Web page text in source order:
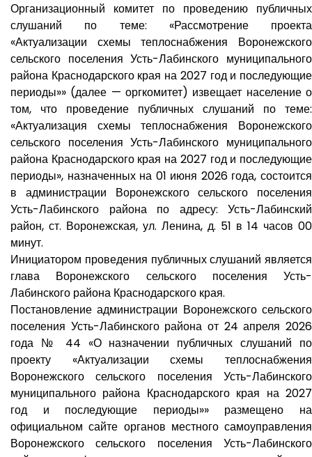
Организационный комитет по проведению публичных
слушаний по теме: «Рассмотрение проекта
«Актуализации схемы теплоснабжения Воронежского
сельского поселения Усть-Лабинского муниципального
района Краснодарского края на 2027 год и последующие
периоды»» (далее — оргкомитет) извещает население о
том, что проведение публичных слушаний по теме:
«Актуализация схемы теплоснабжения Воронежского
сельского поселения Усть-Лабинского муниципального
района Краснодарского края на 2027 год и последующие
периоды», назначенных на 01 июня 2026 года, состоится
в администрации Воронежского сельского поселения
Усть-Лабинского района по адресу: Усть-Лабинский
район, ст. Воронежская, ул. Ленина, д. 51 в 14 часов 00
минут.
Инициатором проведения публичных слушаний является
глава Воронежского сельского поселения Усть-
Лабинского района Краснодарского края.
Постановление администрации Воронежского сельского
поселения Усть-Лабинского района от 24 апреля 2026
года № 44 «О назначении публичных слушаний по
проекту «Актуализации схемы теплоснабжения
Воронежского сельского поселения Усть-Лабинского
муниципального района Краснодарского края на 2027
год и последующие периоды»» размещено на
официальном сайте органов местного самоуправления
Воронежского сельского поселения Усть-Лабинского